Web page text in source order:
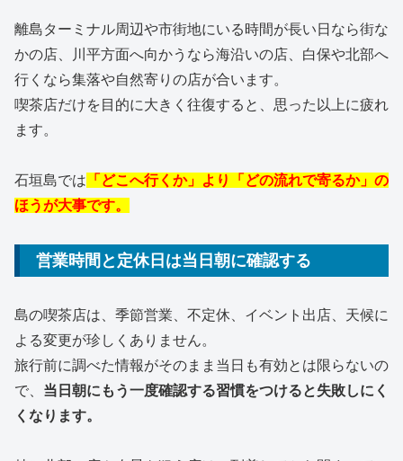
離島ターミナル周辺や市街地にいる時間が長い日なら街な
かの店、川平方面へ向かうなら海沿いの店、白保や北部へ
行くなら集落や自然寄りの店が合います。
喫茶店だけを目的に大きく往復すると、思った以上に疲れ
ます。
石垣島では 「どこへ行くか」より「どの流れで寄るか」の
ほうが大事です。
営業時間と定休日は当日朝に確認する
島の喫茶店は、季節営業、不定休、イベント出店、天候に
よる変更が珍しくありません。
旅行前に調べた情報がそのまま当日も有効とは限らないの
で、 当日朝にもう一度確認する習慣をつけると失敗しにく
くなります。